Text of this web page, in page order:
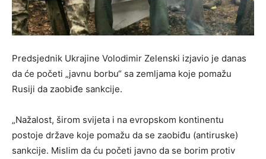
Predsjednik Ukrajine Volodimir Zelenski izjavio je danas
da će početi „javnu borbu“ sa zemljama koje pomažu
Rusiji da zaobiđe sankcije.
„Nažalost, širom svijeta i na evropskom kontinentu
postoje države koje pomažu da se zaobiđu (antiruske)
sankcije. Mislim da ću početi javno da se borim protiv